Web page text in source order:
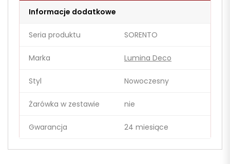
Informacje dodatkowe
Seria produktu SORENTO
Marka Lumina Deco
Styl Nowoczesny
Żarówka w zestawie nie
Gwarancja 24 miesiące